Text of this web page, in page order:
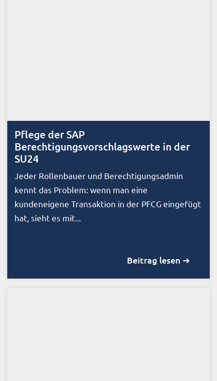
Pflege der SAP
Berechtigungsvorschlagswerte in der
SU24
Jeder Rollenbauer und Berechtigungsadmin
kennt das Problem: wenn man eine
kundeneigene Transaktion in der PFCG eingefügt
hat, sieht es mit...
Beitrag lesen ➔